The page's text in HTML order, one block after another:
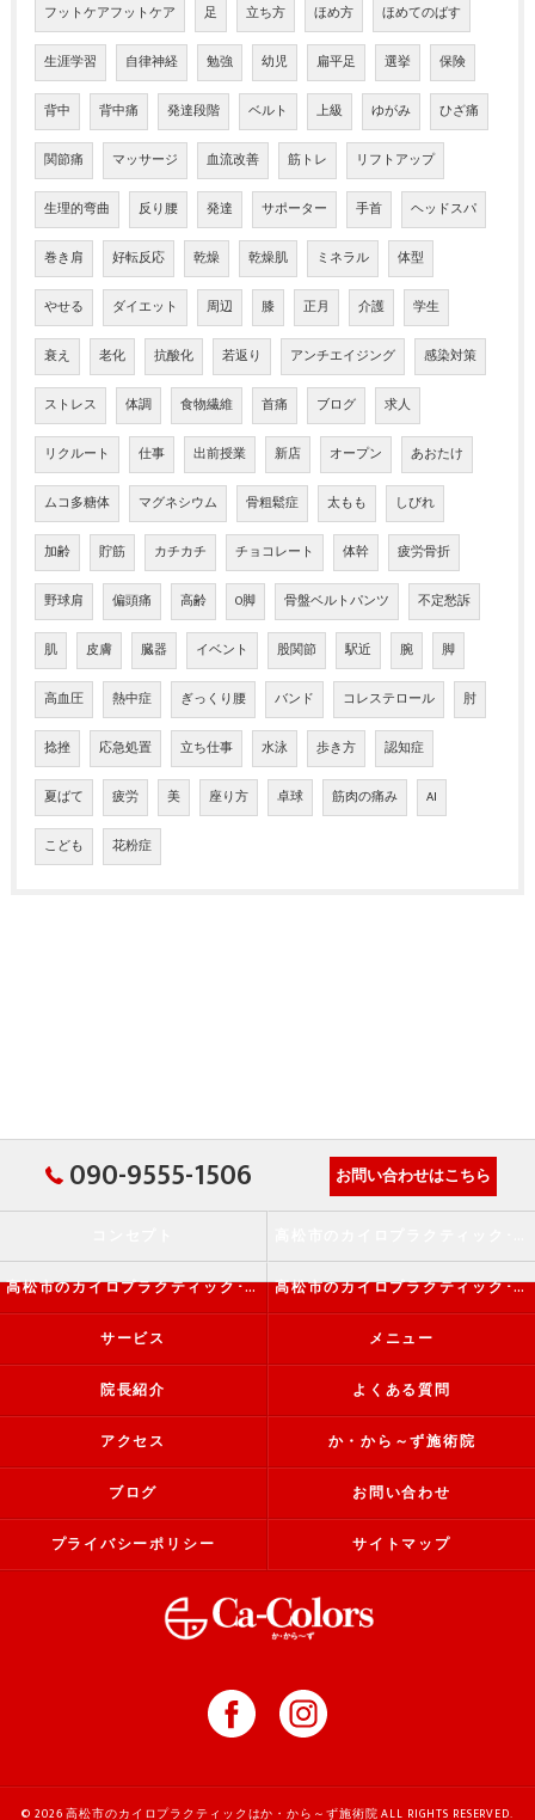
フットケアフットケア 足 立ち方 ほめ方 ほめてのばす
生涯学習 自律神経 勉強 幼児 扁平足 選挙 保険
背中 背中痛 発達段階 ベルト 上級 ゆがみ ひざ痛
関節痛 マッサージ 血流改善 筋トレ リフトアップ
生理的弯曲 反り腰 発達 サポーター 手首 ヘッドスパ
巻き肩 好転反応 乾燥 乾燥肌 ミネラル 体型
やせる ダイエット 周辺 膝 正月 介護 学生
衰え 老化 抗酸化 若返り アンチエイジング 感染対策
ストレス 体調 食物繊維 首痛 ブログ 求人
リクルート 仕事 出前授業 新店 オープン あおたけ
ムコ多糖体 マグネシウム 骨粗鬆症 太もも しびれ
加齢 貯筋 カチカチ チョコレート 体幹 疲労骨折
野球肩 偏頭痛 高齢 O脚 骨盤ベルトパンツ 不定愁訴
肌 皮膚 臓器 イベント 股関節 駅近 腕 脚
高血圧 熱中症 ぎっくり腰 バンド コレステロール 肘
捻挫 応急処置 立ち仕事 水泳 歩き方 認知症
夏ばて 疲労 美 座り方 卓球 筋肉の痛み AI
こども 花粉症
090-9555-1506 お問い合わせはこちら
高松市のカイロプラクティック･か・から～ず施術院の評判 高松市のカイロプラクティック･か・から～ず施術院のお客様の声
サービス メニュー
院長紹介 よくある質問
アクセス か・から～ず施術院
ブログ お問い合わせ
プライバシーポリシー サイトマップ
© 2026 高松市のカイロプラクティックはか・から～ず施術院 ALL RIGHTS RESERVED.